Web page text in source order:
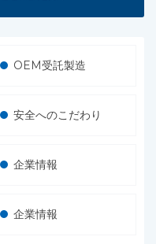
OEM受託製造
安全へのこだわり
企業情報
企業情報